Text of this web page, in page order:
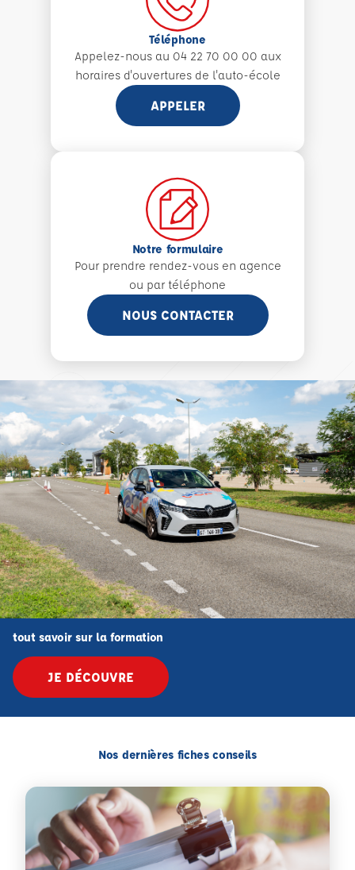
Téléphone
Appelez-nous au 04 22 70 00 00 aux
horaires d'ouvertures de l'auto-école
APPELER
Notre formulaire
Pour prendre rendez-vous en agence
ou par téléphone
NOUS CONTACTER
tout savoir sur la formation
JE DÉCOUVRE
Nos dernières fiches conseils